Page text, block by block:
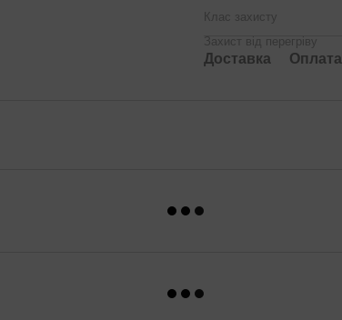
Клас захисту
Захист від перегріву
Доставка Оплата